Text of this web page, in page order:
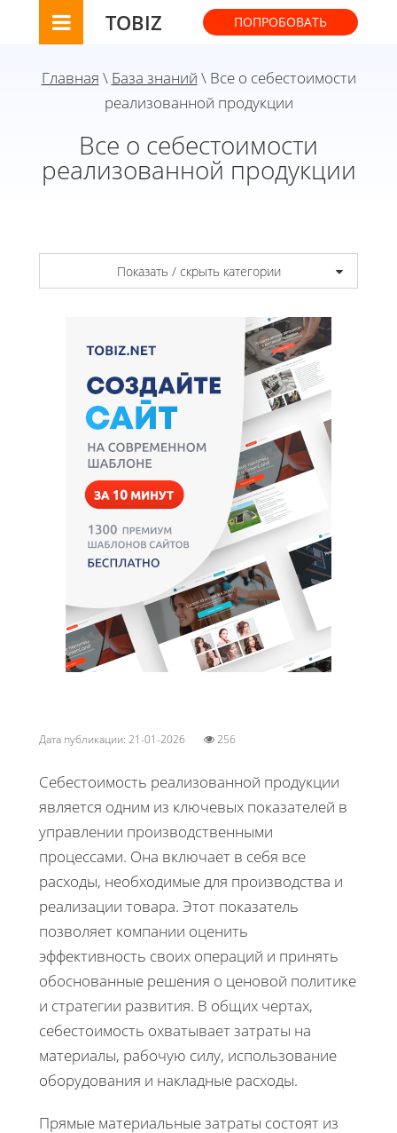
TOBIZ ПОПРОБОВАТЬ
Главная \ База знаний \ Все о себестоимости
реализованной продукции
Все о себестоимости
реализованной продукции
Показать / скрыть категории
Дата публикации: 21-01-2026 256
Себестоимость реализованной продукции
является одним из ключевых показателей в
управлении производственными
процессами. Она включает в себя все
расходы, необходимые для производства и
реализации товара. Этот показатель
позволяет компании оценить
эффективность своих операций и принять
обоснованные решения о ценовой политике
и стратегии развития. В общих чертах,
себестоимость охватывает затраты на
материалы, рабочую силу, использование
оборудования и накладные расходы.
Прямые материальные затраты состоят из